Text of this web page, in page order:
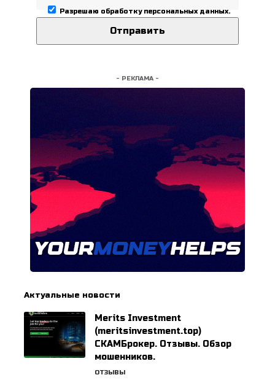
Разрешаю обработку персональных данных.
- РЕКЛАМА -
Актуальные новости
Merits Investment
(meritsinvestment.top)
СКАМБрокер. Отзывы. Обзор
мошенников.
ОТЗЫВЫ